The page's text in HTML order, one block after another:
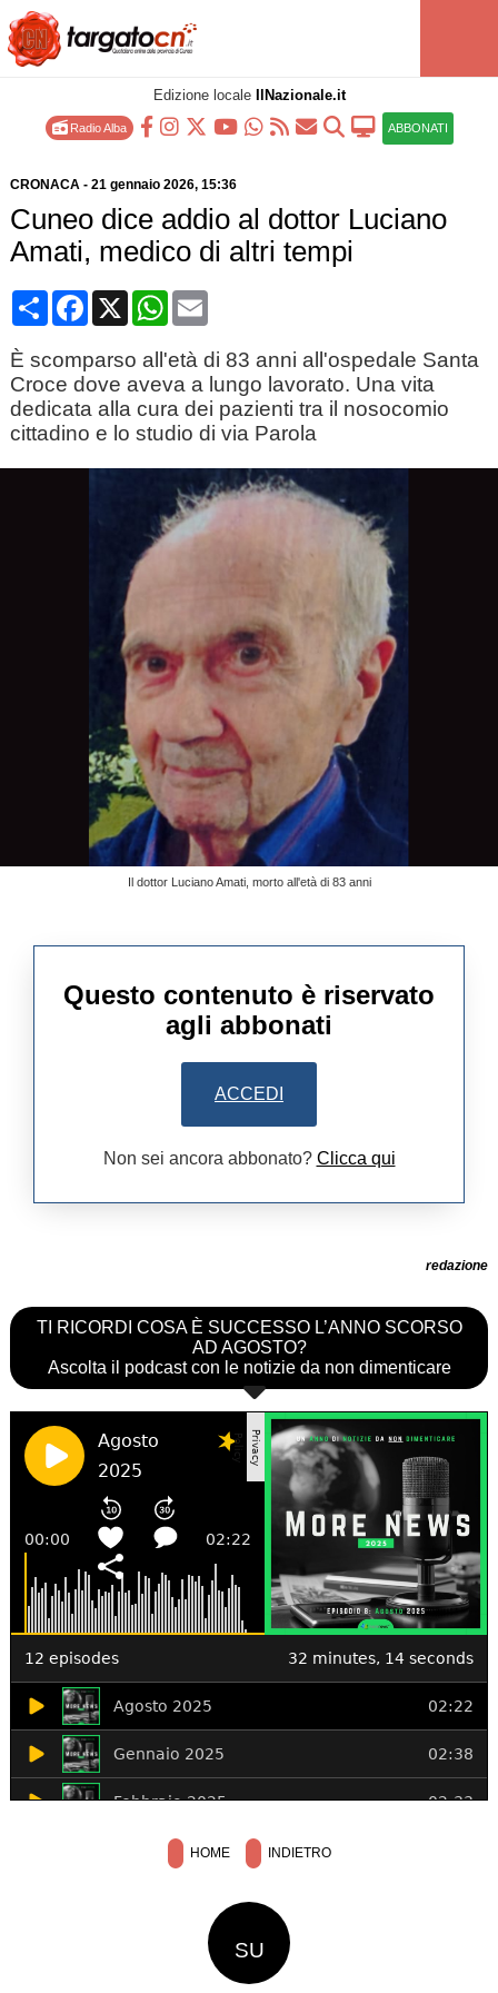
Edizione locale IlNazionale.it
Radio Alba ABBONATI
CRONACA- 21 gennaio 2026, 15:36
Cuneo dice addio al dottor Luciano
Amati, medico di altri tempi
CondividiFacebook
X WhatsApp
Email
È scomparso all'età di 83 anni all'ospedale Santa
Croce dove aveva a lungo lavorato. Una vita
dedicata alla cura dei pazienti tra il nosocomio
cittadino e lo studio di via Parola
Il dottor Luciano Amati, morto all'età di 83 anni
Questo contenuto è riservato
agli abbonati
ACCEDI
Non sei ancora abbonato? Clicca qui
redazione
TI RICORDI COSA È SUCCESSO L’ANNO SCORSO
AD AGOSTO?
Ascolta il podcast con le notizie da non dimenticare
HOME INDIETRO
SU